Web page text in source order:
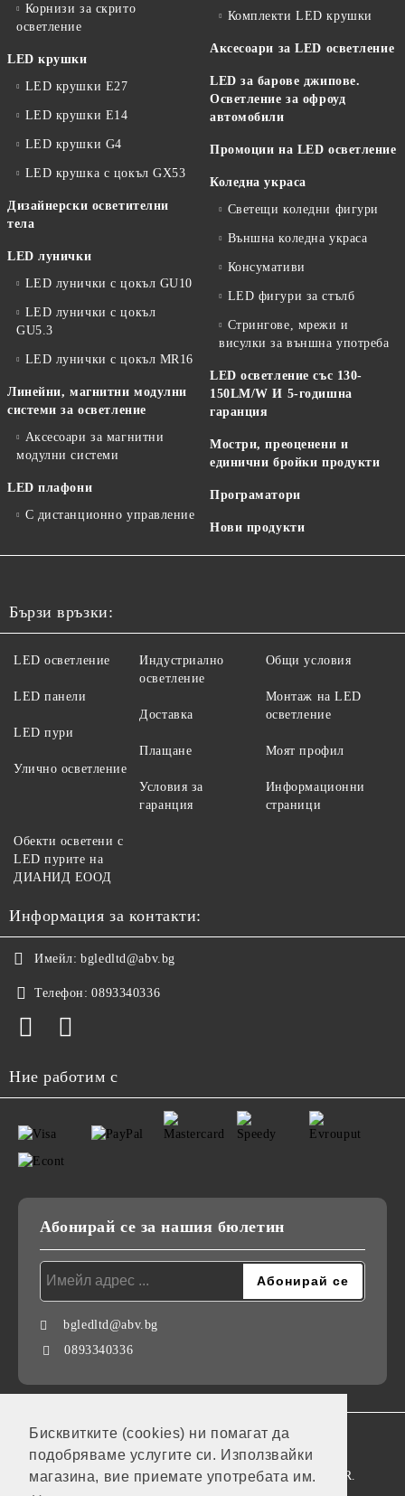
Бисквитките (cookies) ни помагат да
подобряваме услугите си. Използвайки
магазина, вие приемате употребата им.
Корнизи за скрито
осветление
LED крушки
LED крушки E27
LED крушки E14
LED крушки G4
LED крушка с цокъл GX53
Дизайнерски осветителни
тела
LED лунички
LED лунички с цокъл GU10
LED лунички с цокъл
GU5.3
LED лунички с цокъл MR16
Линейни, магнитни модулни
системи за осветление
Аксесоари за магнитни
модулни системи
LED плафони
С дистанционно управление
Комплекти LED крушки
Аксесоари за LED осветление
LED за барове джипове.
Осветление за офроуд
автомобили
Промоции на LED осветление
Коледна украса
Светещи коледни фигури
Външна коледна украса
Консумативи
LED фигури за стълб
Стрингове, мрежи и
висулки за външна употреба
LED осветление със 130-
150LM/W И 5-годишна
гаранция
Мостри, преоценени и
единични бройки продукти
Програматори
Нови продукти
Бързи връзки:
LED осветление
LED панели
LED пури
Улично осветление
Индустриално
осветление
Доставка
Плащане
Условия за
гаранция
Общи условия
Монтаж на LED
осветление
Моят профил
Информационни
страници
Обекти осветени с
LED пурите на
ДИАНИД ЕООД
Информация за контакти:
Имейл: bgledltd@abv.bg
Телефон: 0893340336
Ние работим с
Абонирай се за нашия бюлетин
bgledltd@abv.bg
0893340336
GDPR
Нашият онлайн магазин е 100% съобразен с GDPR.